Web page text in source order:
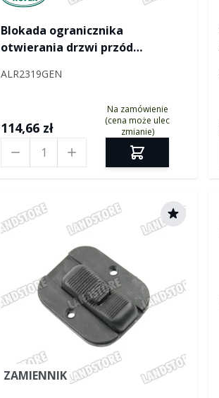
Blokada ogranicznika
otwierania drzwi przód
ALR2319GEN
114,66 zł
Na zamówienie
(cena może ulec
zmianie)
ZAMIENNIK